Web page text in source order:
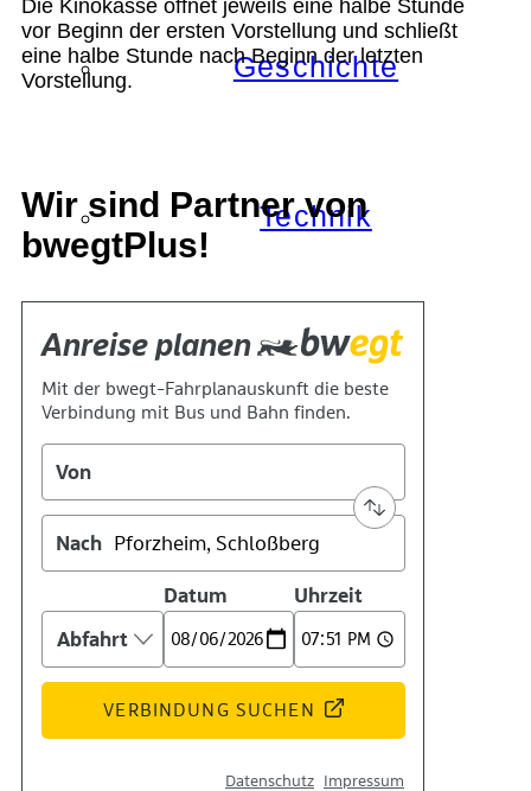
Geschichte
Technik
Standort
Verein
Suche
Die Kinokasse öffnet jeweils eine halbe Stunde
vor Beginn der ersten Vorstellung und schließt
eine halbe Stunde nach Beginn der letzten
Vorstellung.
Wir sind Partner von
bwegtPlus!